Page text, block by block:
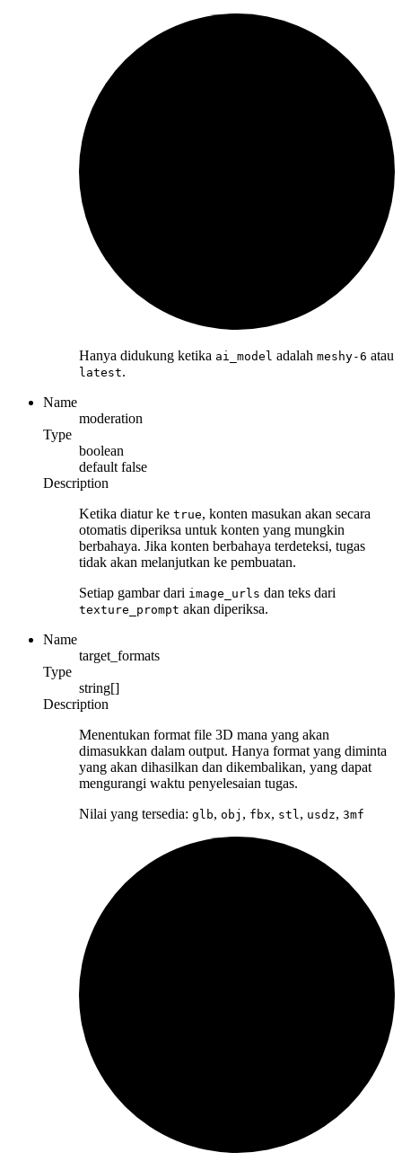
Hanya didukung ketika ai_model adalah meshy-6 atau
latest.
Name
moderation
Type
boolean
default false
Description
Ketika diatur ke true, konten masukan akan secara
otomatis diperiksa untuk konten yang mungkin
berbahaya. Jika konten berbahaya terdeteksi, tugas
tidak akan melanjutkan ke pembuatan.
Setiap gambar dari image_urls dan teks dari
texture_prompt akan diperiksa.
Name
target_formats
Type
string[]
Description
Menentukan format file 3D mana yang akan
dimasukkan dalam output. Hanya format yang diminta
yang akan dihasilkan dan dikembalikan, yang dapat
mengurangi waktu penyelesaian tugas.
Nilai yang tersedia: glb, obj , fbx, stl, usdz, 3mf